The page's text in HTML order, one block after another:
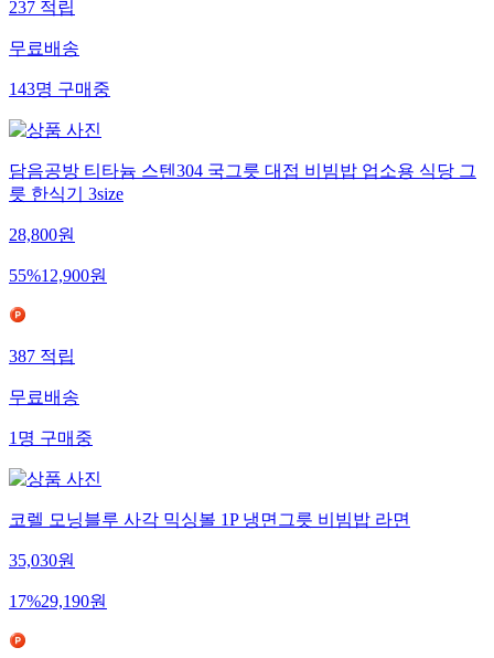
237적립
무료배송
143명구매중
담음공방 티타늄 스텐304 국그릇 대접 비빔밥 업소용 식당 그
릇 한식기 3size
28,800원
55%12,900원
387적립
무료배송
1명구매중
코렐 모닝블루 사각 믹싱볼 1P 냉면그릇 비빔밥 라면
35,030원
17%29,190원